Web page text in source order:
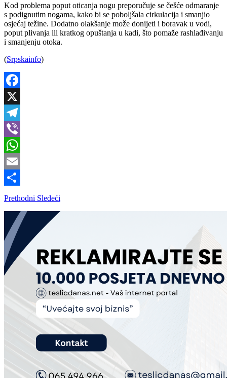
Kod problema poput oticanja nogu preporučuje se češće odmaranje
s podignutim nogama, kako bi se poboljšala cirkulacija i smanjio
osjećaj težine. Dodatno olakšanje može donijeti i boravak u vodi,
poput plivanja ili kratkog opuštanja u kadi, što pomaže rashlađivanju
i smanjenju otoka.
(Srpskainfo)
Facebook
X
Telegram
Viber
WhatsApp
Email
Share
Prethodni Sledeći